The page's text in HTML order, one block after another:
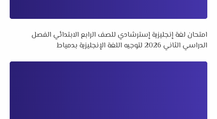
امتحان لغة إنجليزية إسترشادي للصف الرابع الابتدائي الفصل
الدراسي الثاني 2026 لتوجيه اللغة الإنجليزية بدمياط